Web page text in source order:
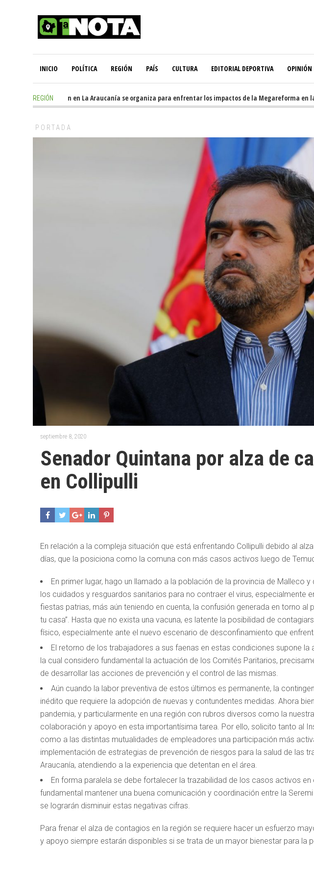
INICIO POLÍTICA REGIÓN PAÍS CULTURA EDITORIAL DEPORTIVA OPINIÓN
REGIÓN
Oposición en La Araucanía se organiza para enfrentar los impactos de la Megareforma en la
PORTADA
septiembre 8, 2020
Senador Quintana por alza de
en Collipulli
En relación a la compleja situación que está enfrentando Collipulli debido al
días, que la posiciona como la comuna con más casos activos luego de
En primer lugar, hago un llamado a la población de la provincia de Malleco
los cuidados y resguardos sanitarios para no contraer el virus, especialmente
fiestas patrias, más aún teniendo en cuenta, la confusión generada en torno al
tu casa”. Hasta que no exista una vacuna, es latente la posibilidad de
físico, especialmente ante el nuevo escenario de desconfinamiento que
El retorno de los trabajadores a sus faenas en estas condiciones supone la
la cual considero fundamental la actuación de los Comités Paritarios,
de desarrollar las acciones de prevención y el control de las mismas.
Aún cuando la labor preventiva de estos últimos es permanente, la
inédito que requiere la adopción de nuevas y contundentes medidas. Ahora
pandemia, y particularmente en una región con rubros diversos como la
colaboración y apoyo en esta importantísima tarea. Por ello, solicito tanto al
como a las distintas mutualidades de empleadores una participación más
implementación de estrategias de prevención de riesgos para la salud de las
Araucanía, atendiendo a la experiencia que detentan en el área.
En forma paralela se debe fortalecer la trazabilidad de los casos activos
fundamental mantener una buena comunicación y coordinación entre la
se lograrán disminuir estas negativas cifras.
Para frenar el alza de contagios en la región se requiere hacer un esfuerzo
y apoyo siempre estarán disponibles si se trata de un mayor bienestar para la